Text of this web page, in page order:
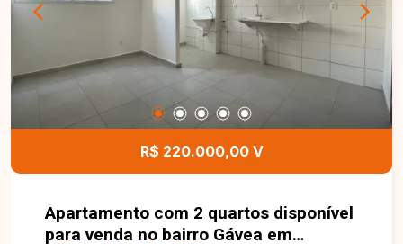
R$ 220.000,00 V
Apartamento com 2 quartos disponível
para venda no bairro Gávea em